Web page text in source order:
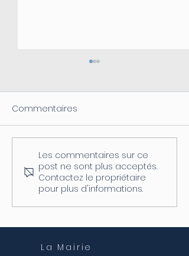
Coupure d'électricité le
04/08
Commentaires
Les commentaires sur ce
post ne sont plus acceptés.
Contactez le propriétaire
pour plus d'informations.
La Mairie